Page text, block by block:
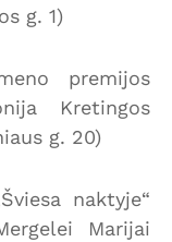
g. 1)
premijos
Kretingos
g. 20)
naktyje“
Marijai